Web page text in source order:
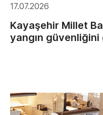
17.07.2026
Kayaşehir Millet
yangın